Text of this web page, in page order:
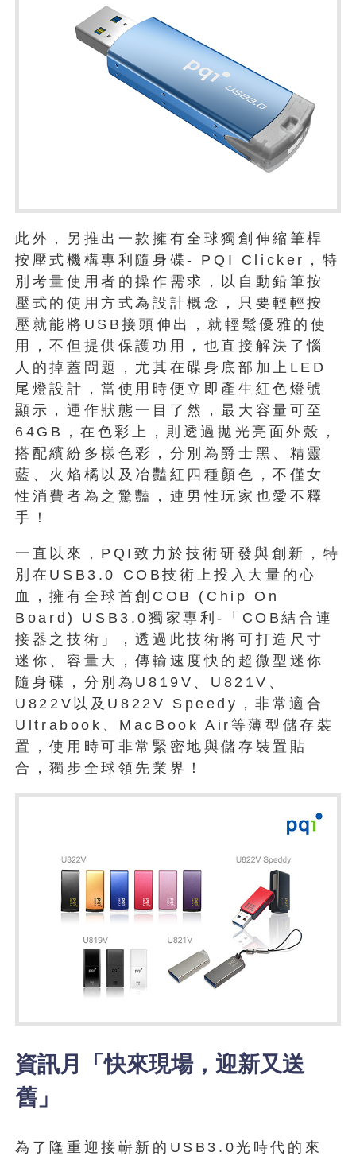
此外，另推出一款擁有全球獨創伸縮筆桿
按壓式機構專利隨身碟- PQI Clicker，特
別考量使用者的操作需求，以自動鉛筆按
壓式的使用方式為設計概念，只要輕輕按
壓就能將USB接頭伸出，就輕鬆優雅的使
用，不但提供保護功用，也直接解決了惱
人的掉蓋問題，尤其在碟身底部加上LED
尾燈設計，當使用時便立即產生紅色燈號
顯示，運作狀態一目了然，最大容量可至
64GB，在色彩上，則透過拋光亮面外殼，
搭配繽紛多樣色彩，分別為爵士黑、精靈
藍、火焰橘以及冶豔紅四種顏色，不僅女
性消費者為之驚豔，連男性玩家也愛不釋
手！
一直以來，PQI致力於技術研發與創新，特
別在USB3.0 COB技術上投入大量的心
血，擁有全球首創COB (Chip On
Board) USB3.0獨家專利-「COB結合連
接器之技術」，透過此技術將可打造尺寸
迷你、容量大，傳輸速度快的超微型迷你
隨身碟，分別為U819V、U821V、
U822V以及U822V Speedy，非常適合
Ultrabook、MacBook Air等薄型儲存裝
置，使用時可非常緊密地與儲存裝置貼
合，獨步全球領先業界！
資訊月「快來現場，迎新又送
舊」
為了隆重迎接嶄新的USB3.0光時代的來